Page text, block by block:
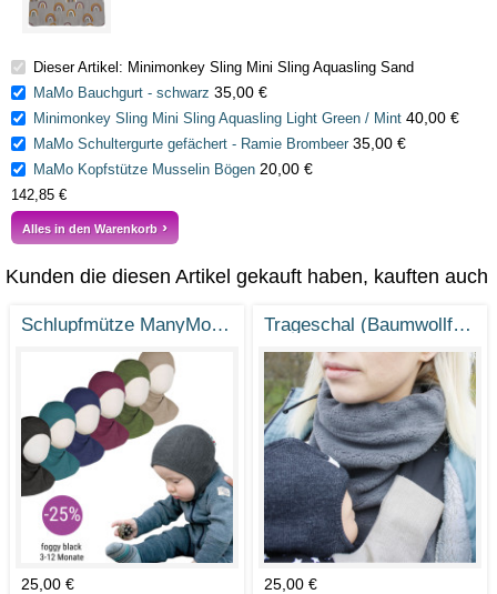
Dieser Artikel: Minimonkey Sling Mini Sling Aquasling Sand
MaMo Bauchgurt - schwarz 35,00 €
Minimonkey Sling Mini Sling Aquasling Light Green / Mint 40,00 €
MaMo Schultergurte gefächert - Ramie Brombeer 35,00 €
MaMo Kopfstütze Musselin Bögen 20,00 €
142,85 €
Alles in den Warenkorb
Kunden die diesen Artikel gekauft haben, kauften auch
Schlupfmütze ManyMonths aus Merinowolle
25,00 €
Trageschal (Baumwollfleece)
25,00 €